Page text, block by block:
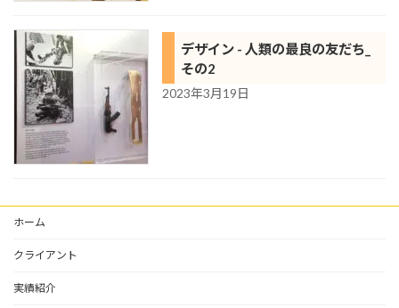
デザイン - 人類の最良の友だち_
その2
2023年3月19日
ホーム
クライアント
実績紹介